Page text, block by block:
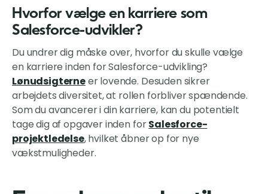
Hvorfor vælge en karriere som
Salesforce-udvikler?
Du undrer dig måske over, hvorfor du skulle vælge
en karriere inden for Salesforce-udvikling?
Lønudsigterneer lovende. Desuden sikrer
arbejdets diversitet, at rollen forbliver spændende.
Som du avancerer i din karriere, kan du potentielt
tage dig af opgaver inden forSalesforce-
projektledelse, hvilket åbner op for nye
vækstmuligheder.